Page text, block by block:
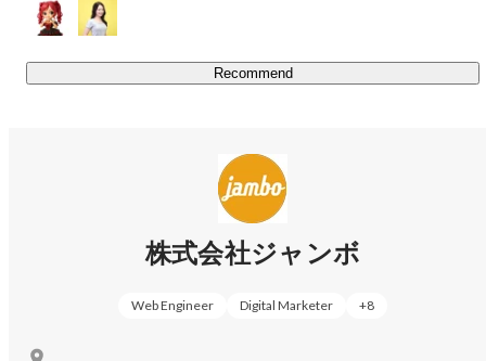
Recommend
株式会社ジャンボ
Web Engineer Digital Marketer +8